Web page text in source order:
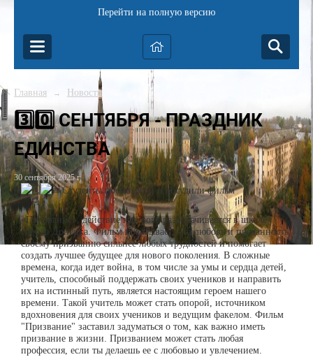
Перейти на полную версию
Главная → Новости
3️⃣0️⃣ СЕНТЯБРЯ - ПРАЗДНИК
ЕДИНСТВА
30 сентября 2025 г.
Студенты посмотрели и обсудили фильм
«Призвание», действие которого разворачивается в школе
города Донецка. Фильм показывает, что любовь и преданность
своему призванию сильнее любых трудностей и помогает
создать лучшее будущее для нового поколения. В сложные
времена, когда идет война, в том числе за умы и сердца детей,
учитель, способный поддержать своих учеников и направить
их на истинный путь, является настоящим героем нашего
времени. Такой учитель может стать опорой, источником
вдохновения для своих учеников и ведущим факелом. Фильм
"Призвание" заставил задуматься о том, как важно иметь
призвание в жизни. Призванием может стать любая
профессия, если ты делаешь ее с любовью и увлечением.